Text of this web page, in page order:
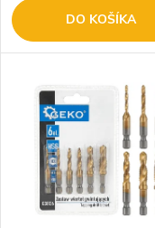
o
o
DO KOŠÍKA